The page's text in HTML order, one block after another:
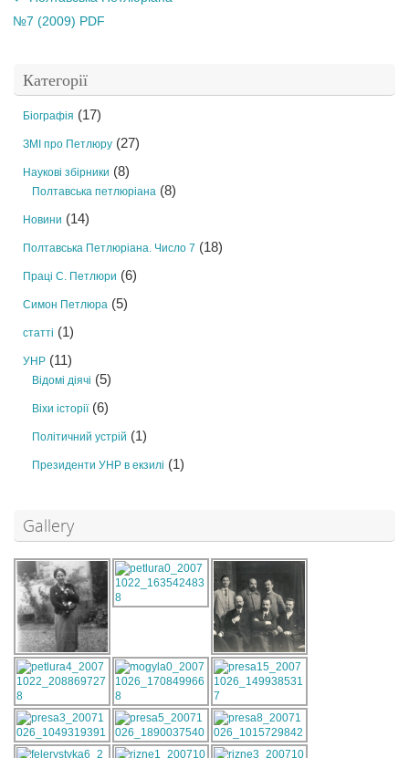
№7 (2009) PDF
Категорії
Біографія (17)
ЗМІ про Петлюру (27)
Наукові збірники (8)
Полтавська петлюріана (8)
Новини (14)
Полтавська Петлюріана. Число 7 (18)
Праці С. Петлюри (6)
Симон Петлюра (5)
статті (1)
УНР (11)
Відомі діячі (5)
Віхи історії(6)
Політичний устрій (1)
Президенти УНР в екзилі (1)
Gallery